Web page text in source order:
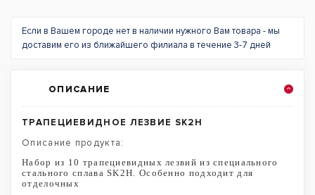
Если в Вашем городе нет в наличии нужного Вам товара - мы
доставим его из ближайшего филиала в течение 3-7 дней
ОПИСАНИЕ
ТРАПЕЦИЕВИДНОЕ ЛЕЗВИЕ SK2H
Описание продукта:
Набор из 10 трапециевидных лезвий из специального
стального сплава SK2H. Особенно подходит для
отделочных